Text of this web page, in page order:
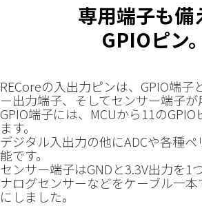
専用端子も備
GPIOピン。
RECoreの入出力ピンは、GPIO端子
ー出力端子、そしてセンサー端子が
GPIO端子には、MCUから11の
ます。
デジタル入出力の他にADCや各種
能です。
センサー端子はGNDと3.3V出力を1
ナログセンサーなどをケーブル一
にしました。